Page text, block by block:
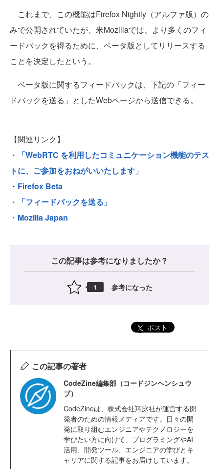
これまで、この機能はFirefox Nightly（アルファ版）の
みで公開されていたが、米Mozillaでは、より多くのフィ
ードバックを得るために、ベータ版としてリリースする
ことを決定したという。
ベータ版に関するフィードバックは、下記の「フィー
ドバックを送る」としたWebページから送信できる。
【関連リンク】
・
「WebRTC を利用したコミュニケーション機能のテス
トに、ご参加をおねがいいたします」
・ Firefox Beta
・
「フィードバックを送る」
・ Mozilla Japan
この記事は参考になりましたか？
1 参考になった
ポスト
この記事の著者
CodeZine編集部（コードジンヘンシュウ
ブ）
CodeZineは、株式会社翔泳社が運営する開
発者のための情報メディアです。日々の開
発に取り組むエンジニアやテクノロジーを
学びたい方に向けて、プログラミングやAI
活用、開発ツール、エンジニアの学びとキ
ャリアに関する記事をお届けしています。